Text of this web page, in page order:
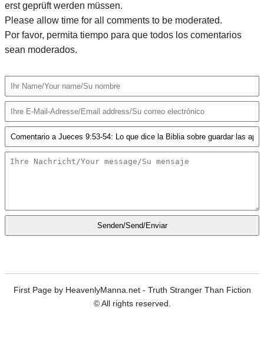
erst geprüft werden müssen.
Please allow time for all comments to be moderated.
Por favor, permita tiempo para que todos los comentarios
sean moderados.
Senden/Send/Enviar
First Page by HeavenlyManna.net - Truth Stranger Than Fiction
© All rights reserved.